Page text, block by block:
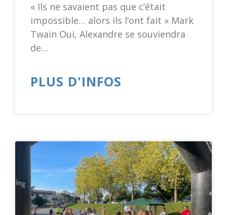
« Ils ne savaient pas que c’était
impossible… alors ils l’ont fait » Mark
Twain Oui, Alexandre se souviendra
de…
PLUS D'INFOS